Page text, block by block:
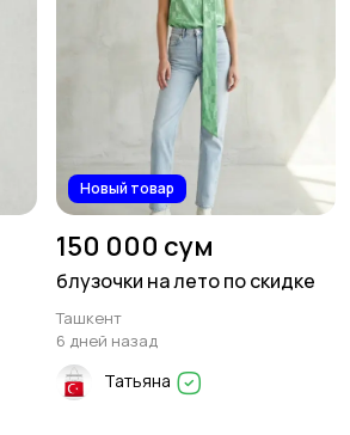
Новый товар
150 000 сум
блузочки на лето по скидке
Ташкент
6 дней назад
Татьяна